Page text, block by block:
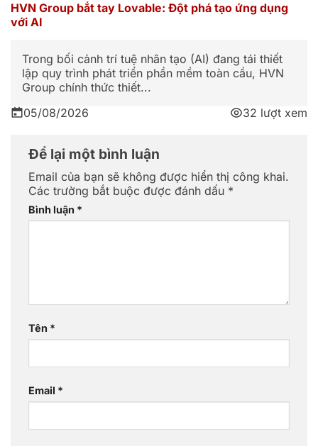
HVN Group bắt tay Lovable: Đột phá tạo ứng dụng
với AI
Trong bối cảnh trí tuệ nhân tạo (AI) đang tái thiết
lập quy trình phát triển phần mềm toàn cầu, HVN
Group chính thức thiết...
05/08/2026
32 lượt xem
Để lại một bình luận
Email của bạn sẽ không được hiển thị công khai.
Các trường bắt buộc được đánh dấu *
Bình luận *
Tên *
Email *